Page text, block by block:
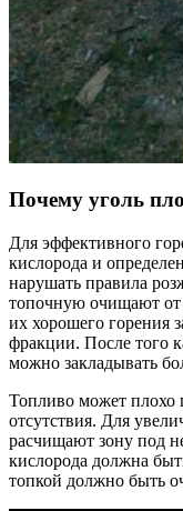
Почему уголь
Для эффективного
кислорода и
нарушать правила
топочную очищают от
их хорошего горения
фракции. После того
можно закладывать
Топливо может плохо
отсутствия. Для
расчищают зону под
кислорода должна
топкой должно быть